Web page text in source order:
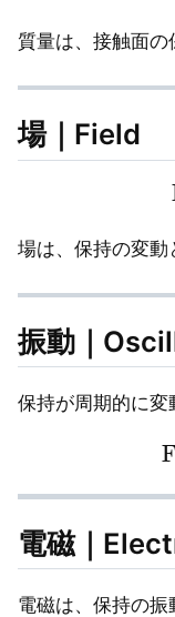
質量は、接触面の
場｜Field
場は、保持の変動
振動｜
保持が周期的に変
電磁｜
電磁は、保持の振